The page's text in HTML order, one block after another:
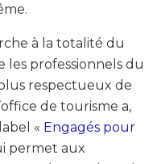
à la totalité du
les professionnels du
respectueux de
de tourisme a,
« Engagés pour
permet aux